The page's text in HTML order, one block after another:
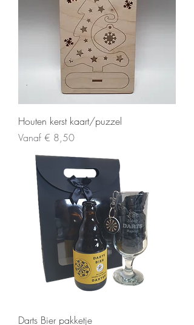
Houten kerst kaart/puzzel
Vanaf € 8,50
Verkoopprijs
Darts Bier pakketje